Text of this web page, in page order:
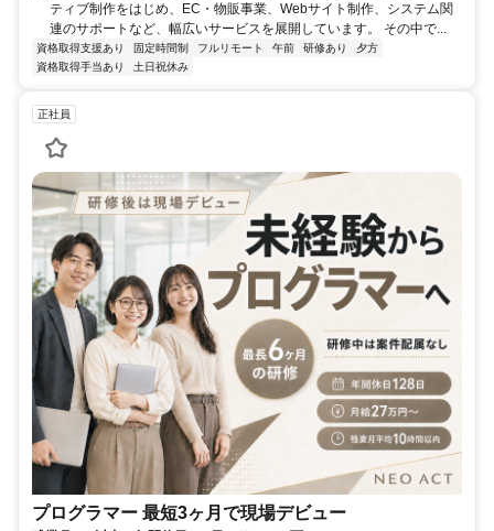
ティブ制作をはじめ、EC・物販事業、Webサイト制作、システム関
連のサポートなど、幅広いサービスを展開しています。 その中で...
資格取得支援あり 固定時間制 フルリモート 午前 研修あり
夕方
資格取得手当あり
土日祝休み
正社員
プログラマー 最短3ヶ月で現場デビュー